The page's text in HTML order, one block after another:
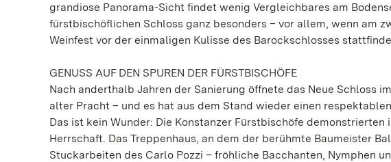
grandiose Panorama-Sicht findet wenig Vergleichbares am
fürstbischöflichen Schloss ganz besonders – vor allem, wenn am
Weinfest vor der einmaligen Kulisse des Barockschlosses
GENUSS AUF DEN SPUREN DER FÜRSTBISCHÖFE
Nach anderthalb Jahren der Sanierung öffnete das Neue Schloss
alter Pracht – und es hat aus dem Stand wieder einen
Das ist kein Wunder: Die Konstanzer Fürstbischöfe
Herrschaft. Das Treppenhaus, an dem der berühmte Baumeister
Stuckarbeiten des Carlo Pozzi – fröhliche Bacchanten, Nymphen